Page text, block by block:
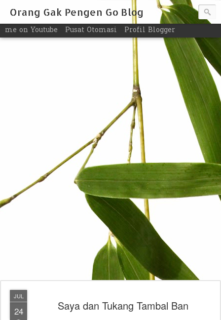
Orang Gak Pengen Go Blog
me on Youtube Pusat Otomasi Profil Blogger
JUL
24 Saya dan Tukang Tambal Ban